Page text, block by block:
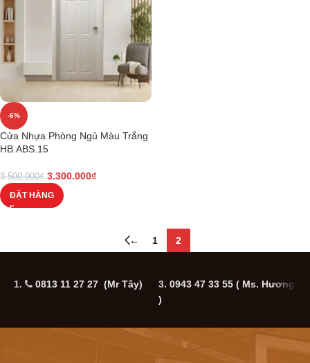
-6%
Cửa Nhựa Phòng Ngủ Màu Trắng
HB.ABS.15
3.500.000₫ 3.300.000₫
ĐẶT HÀNG
← 1 2
1. 0813 11 27 27 (Mr Tây) 3. 0943 47 33 55 ( Ms. Hương
)